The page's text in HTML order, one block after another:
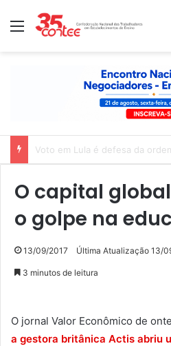
Menu
Nota de solidariedade ao povo
O capital
o golpe na
13/09/2017 Última Atualização 13/
3 minutos de leitura
O jornal Valor Econômico de
a gestora britânica Actis abriu